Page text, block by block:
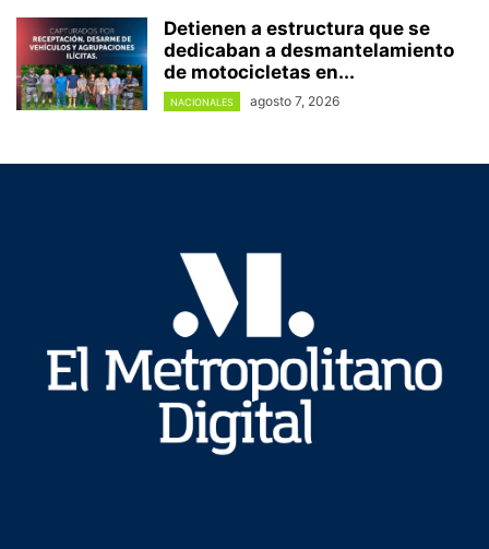
Detienen a estructura que se
dedicaban a desmantelamiento
de motocicletas en...
NACIONALES agosto 7, 2026